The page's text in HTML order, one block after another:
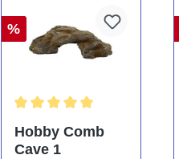
%
Hobby Comb
Cave 1